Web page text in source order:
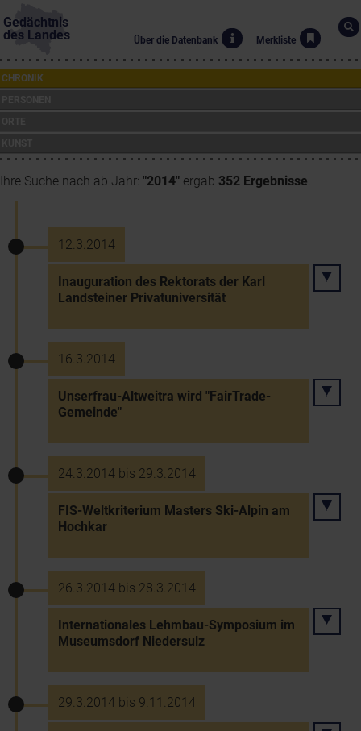
Gedächtnis
des Landes
Über die Datenbank Merkliste
CHRONIK
Ihre Suche nach ab Jahr: "2014" ergab 352 Ergebnisse.
12.3.2014
Inauguration des Rektorats der Karl
Landsteiner Privatuniversität
16.3.2014
Unserfrau-Altweitra wird "FairTrade-
Gemeinde"
24.3.2014 bis 29.3.2014
FIS-Weltkriterium Masters Ski-Alpin am
Hochkar
26.3.2014 bis 28.3.2014
Internationales Lehmbau-Symposium im
Museumsdorf Niedersulz
29.3.2014 bis 9.11.2014